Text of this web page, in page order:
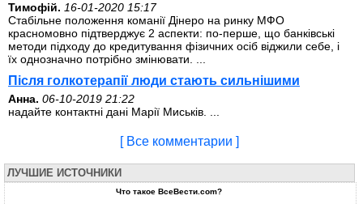
Тимофій. 16-01-2020 15:17
Стабільне положення команії Дінеро на ринку МФО
красномовно підтверджує 2 аспекти: по-перше, що банківські
методи підходу до кредитування фізичних осіб віджили себе, і
їх однозначно потрібно змінювати. ...
Після голкотерапії люди стають сильнішими
Анна. 06-10-2019 21:22
надайте контактні дані Марії Миськів. ...
[ Все комментарии ]
ЛУЧШИЕ ИСТОЧНИКИ
Что такое ВсеВести.com?